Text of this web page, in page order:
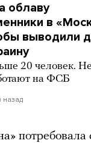
облаву
в
выводили
20 человек.
на ФСБ
назад
потребовала